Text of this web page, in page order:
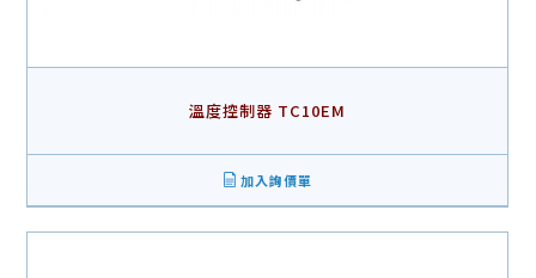
溫度控制器 TC10EM
加入詢價單